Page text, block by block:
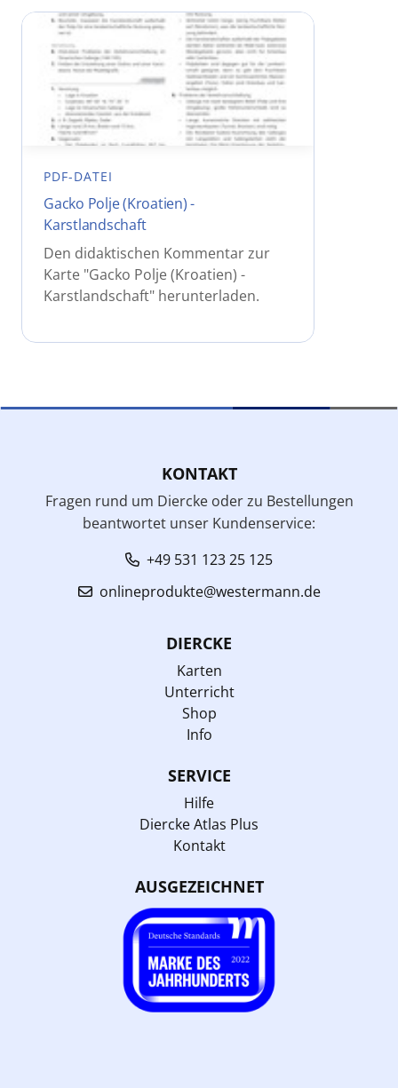
PDF-DATEI
Gacko Polje (Kroatien) -
Karstlandschaft
Den didaktischen Kommentar zur
Karte "Gacko Polje (Kroatien) -
Karstlandschaft" herunterladen.
KONTAKT
Fragen rund um Diercke oder zu Bestellungen
beantwortet unser Kundenservice:
+49 531 123 25 125
onlineprodukte@westermann.de
DIERCKE
Karten
Unterricht
Shop
Info
SERVICE
Hilfe
Diercke Atlas Plus
Kontakt
AUSGEZEICHNET